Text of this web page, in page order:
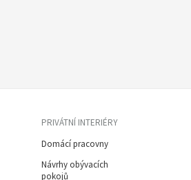
PRIVÁTNÍ INTERIÉRY
Domácí pracovny
Návrhy obývacích
pokojů